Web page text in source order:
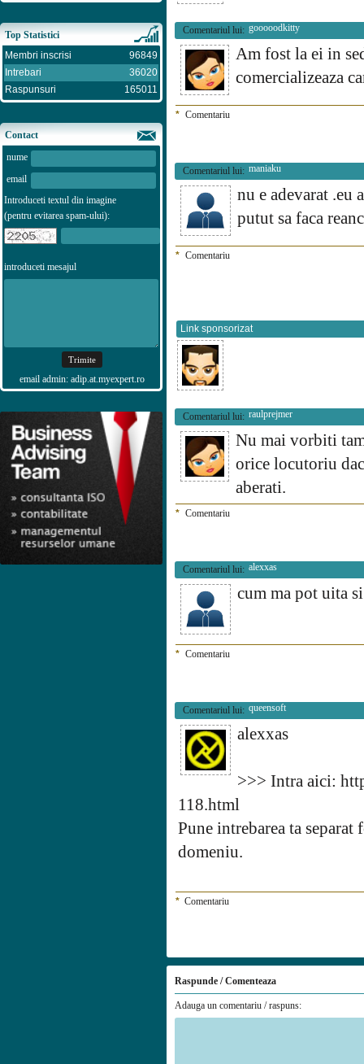
Top Statistici
Membri inscrisi
96849
Intrebari
36020
Raspunsuri
165011
Contact
nume
email
Introduceti textul din imagine
(pentru evitarea spam-ului):
introduceti mesajul
email admin: adip.at.myexpert.ro
Comentariul lui: gooooodkitty
Am fost la ei in
comercializeaza
* Comentariu
Comentariul lui: maniaku
nu e adevarat .eu
putut sa faca
* Comentariu
Link sponsorizat
Comentariul lui: raulprejmer
Nu mai vorbiti
orice locutoriu
aberati.
* Comentariu
Comentariul lui: alexxas
cum ma pot uita
* Comentariu
Comentariul lui: queensoft
alexxas
>>> Intra aici:
118.html
Pune intrebarea ta
domeniu.
* Comentariu
Raspunde / Comenteaza
Adauga un comentariu / raspuns: